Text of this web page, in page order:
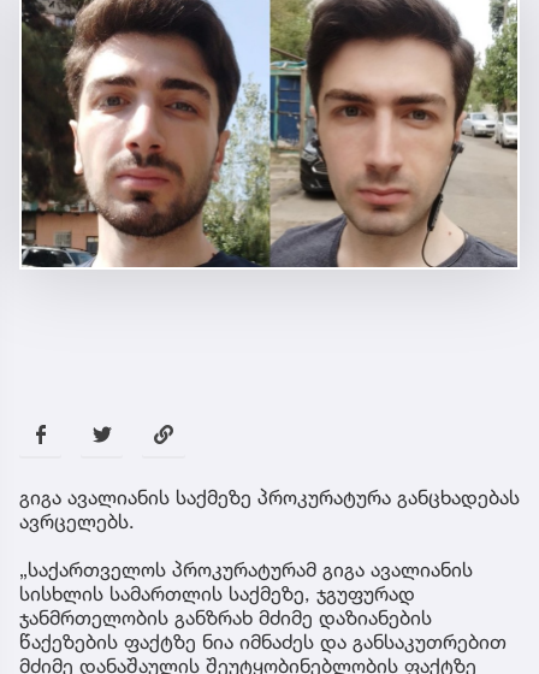
გიგა ავალიანის საქმეზე პროკურატურა განცხადებას
ავრცელებს.
„საქართველოს პროკურატურამ გიგა ავალიანის
სისხლის სამართლის საქმეზე, ჯგუფურად
ჯანმრთელობის განზრახ მძიმე დაზიანების
წაქეზების ფაქტზე ნია იმნაძეს და განსაკუთრებით
მძიმე დანაშაულის შეუტყობინებლობის ფაქტზე